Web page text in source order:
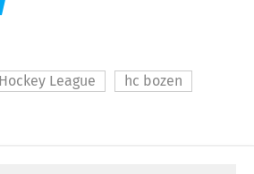
League
hc bozen